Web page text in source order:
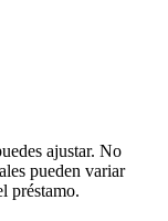
ajustar. No
pueden variar
préstamo.